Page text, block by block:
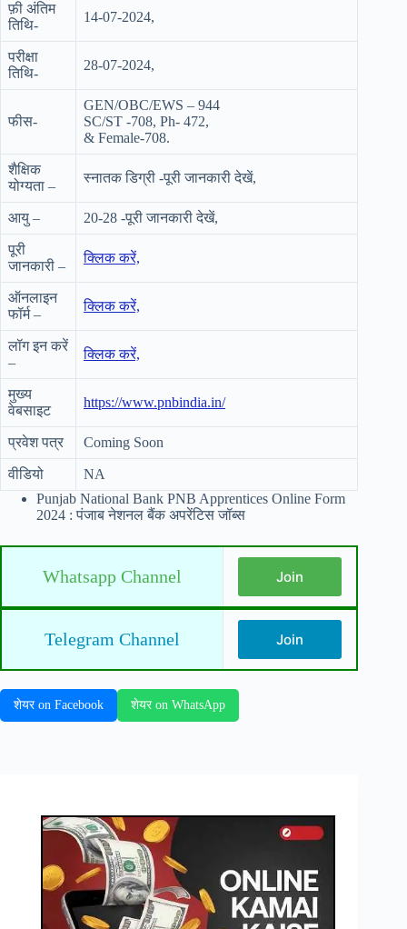
फ़ी अंतिम
तिथि-
14-07-2024,
परीक्षा
तिथि-
28-07-2024,
फीस-
GEN/OBC/EWS – 944
SC/ST -708, Ph- 472,
& Female-708.
शैक्षिक
योग्यता –
स्नातक डिग्री -पूरी जानकारी देखें,
आयु – 20-28 -पूरी जानकारी देखें,
पूरी
जानकारी –
क्लिक करें,
ऑनलाइन
फॉर्म –
क्लिक करें,
लॉग इन करें
–
क्लिक करें,
मुख्य
वेबसाइट
https://www.pnbindia.in/
प्रवेश पत्र Coming Soon
वीडियो
NA
Punjab National Bank PNB Apprentices Online Form
2024 : पंजाब नेशनल बैंक अपरेंटिस जॉब्स
Whatsapp Channel Join
Telegram Channel Join
शेयर on Facebook शेयर on WhatsApp